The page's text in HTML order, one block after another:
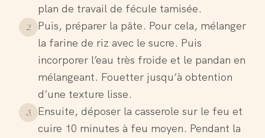
plan de travail de fécule tamisée.
2.
Puis, préparer la pâte. Pour cela, mélanger
la farine de riz avec le sucre. Puis
incorporer l’eau très froide et le pandan en
mélangeant. Fouetter jusqu’à obtention
d’une texture lisse.
3.
Ensuite, déposer la casserole sur le feu et
cuire 10 minutes à feu moyen. Pendant la